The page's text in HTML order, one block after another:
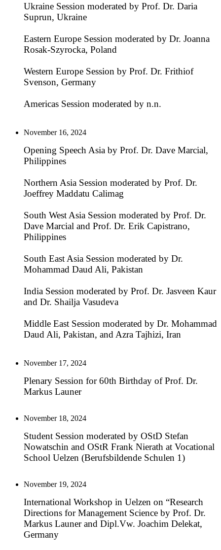
Ukraine Session moderated by Prof. Dr. Daria
Suprun, Ukraine
Eastern Europe Session moderated by Dr. Joanna
Rosak-Szyrocka, Poland
Western Europe Session by Prof. Dr. Frithiof
Svenson, Germany
Americas Session moderated by n.n.
November 16, 2024
Opening Speech Asia by Prof. Dr. Dave Marcial,
Philippines
Northern Asia Session moderated by Prof. Dr.
Joeffrey Maddatu Calimag
South West Asia Session moderated by Prof. Dr.
Dave Marcial and Prof. Dr. Erik Capistrano,
Philippines
South East Asia Session moderated by Dr.
Mohammad Daud Ali, Pakistan
India Session moderated by Prof. Dr. Jasveen Kaur
and Dr. Shailja Vasudeva
Middle East Session moderated by Dr. Mohammad
Daud Ali, Pakistan, and Azra Tajhizi, Iran
November 17, 2024
Plenary Session for 60th Birthday of Prof. Dr.
Markus Launer
November 18, 2024
Student Session moderated by OStD Stefan
Nowatschin and OStR Frank Nierath at Vocational
School Uelzen (Berufsbildende Schulen 1)
November 19, 2024
International Workshop in Uelzen on “Research
Directions for Management Science by Prof. Dr.
Markus Launer and Dipl.Vw. Joachim Delekat,
Germany